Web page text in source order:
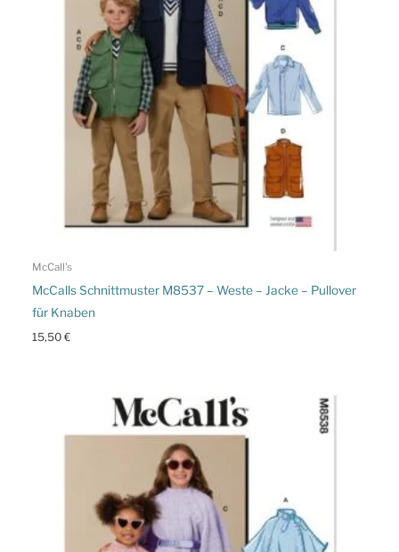
McCall's
McCalls Schnittmuster M8537 – Weste – Jacke – Pullover
für Knaben
15,50€